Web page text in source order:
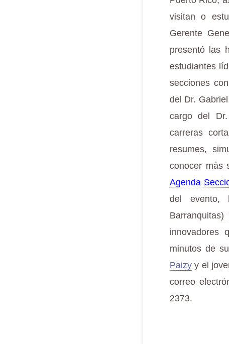
visitan o
Gerente
presentó las
estudiantes
secciones
del Dr.
cargo del
carreras
resumes,
conocer más
Agenda
del evento,
innovadores
minutos de
Paizy y el
correo
2373.